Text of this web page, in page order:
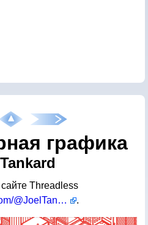
графика
Threadless
https://www.threadless.com/@JoelTankard
.